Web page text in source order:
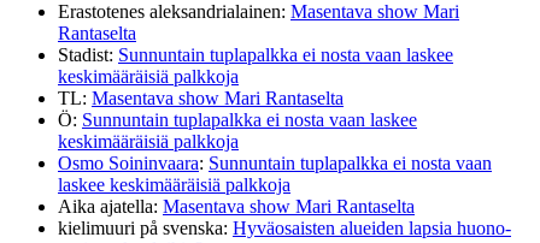
Erastotenes aleksandrialainen: Masentava show Mari
Rantaselta
Stadist: Sunnuntain tuplapalkka ei nosta vaan laskee
keskimääräisiä palkkoja
TL: Masentava show Mari Rantaselta
Ö: Sunnuntain tuplapalkka ei nosta vaan laskee
keskimääräisiä palkkoja
Osmo Soininvaara: Sunnuntain tuplapalkka ei nosta vaan
laskee keskimääräisiä palkkoja
Aika ajatella: Masentava show Mari Rantaselta
kielimuuri på svenska: Hyväosaisten alueiden lapsia huono-